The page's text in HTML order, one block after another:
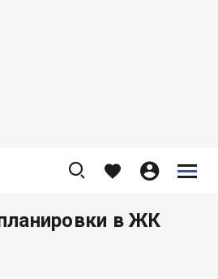
   


в ЖК